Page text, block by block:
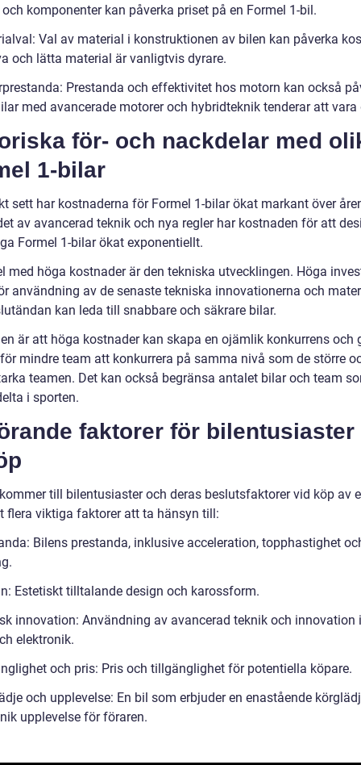
komponenter kan påverka priset på en Formel 1-bil.
Val av material i konstruktionen av bilen kan påverka
och lätta material är vanligtvis dyrare.
Prestanda och effektivitet hos motorn kan också
med avancerade motorer och hybridteknik tenderar att vara
för- och nackdelar med
1-bilar
sett har kostnaderna för Formel 1-bilar ökat markant över
av avancerad teknik och nya regler har kostnaden för att
Formel 1-bilar ökat exponentiellt.
med höga kostnader är den tekniska utvecklingen. Höga
användning av de senaste tekniska innovationerna och
kan leda till snabbare och säkrare bilar.
är att höga kostnader kan skapa en ojämlik konkurrens och
mindre team att konkurrera på samma nivå som de större
teamen. Det kan också begränsa antalet bilar och team
i sporten.
faktorer för bilentusiaster
till bilentusiaster och deras beslutsfaktorer vid köp av
flera viktiga faktorer att ta hänsyn till:
Bilens prestanda, inklusive acceleration, topphastighet
Estetiskt tilltalande design och karossform.
innovation: Användning av avancerad teknik och innovation
elektronik.
och pris: Pris och tillgänglighet för potentiella köpare.
och upplevelse: En bil som erbjuder en enastående
upplevelse för föraren.